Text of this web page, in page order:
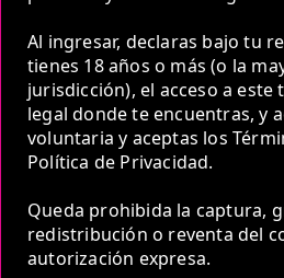
Al ingresar, declaras bajo tu
tienes 18 años o más (o la
jurisdicción), el acceso a este
legal donde te encuentras, y
voluntaria y aceptas los
Política de Privacidad.
Queda prohibida la captura,
redistribución o reventa del
autorización expresa.
COP
5 Horas
COP
Estas tarifas incluyen